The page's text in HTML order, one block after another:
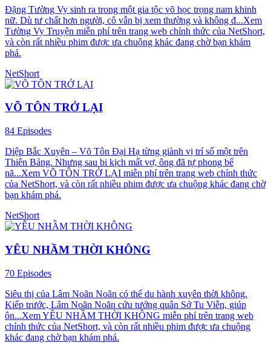
Đặng Tường Vy sinh ra trong một gia tộc võ học trọng nam khinh
nữ. Dù tư chất hơn người, cô vẫn bị xem thường và không đ...Xem
Tường Vy Truyện miễn phí trên trang web chính thức của NetShort,
và còn rất nhiều phim được ưa chuộng khác đang chờ bạn khám
phá.
NetShort
VÕ TÔN TRỞ LẠI
84 Episodes
Diệp Bắc Xuyên – Võ Tôn Đại Hạ từng giành vị trí số một trên
Thiên Bảng. Nhưng sau bi kịch mất vợ, ông đã tự phong bế
nă...Xem VÕ TÔN TRỞ LẠI miễn phí trên trang web chính thức
của NetShort, và còn rất nhiều phim được ưa chuộng khác đang chờ
bạn khám phá.
NetShort
YÊU NHẦM THỜI KHÔNG
70 Episodes
Siêu thị của Lâm Noãn Noãn có thể du hành xuyên thời không.
Kiếp trước, Lâm Noãn Noãn cứu tướng quân Sở Tu Viễn, giúp
ôn...Xem YÊU NHẦM THỜI KHÔNG miễn phí trên trang web
chính thức của NetShort, và còn rất nhiều phim được ưa chuộng
khác đang chờ bạn khám phá.